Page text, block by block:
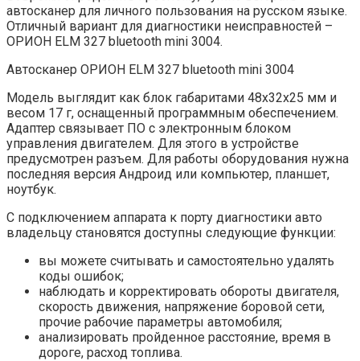
автосканер для личного пользования на русском языке.
Отличный вариант для диагностики неисправностей –
ОРИОН ELM 327 bluetooth mini 3004.
Автосканер ОРИОН ELM 327 bluetooth mini 3004
Модель выглядит как блок габаритами 48х32х25 мм и
весом 17 г, оснащенный программным обеспечением.
Адаптер связывает ПО с электронным блоком
управления двигателем. Для этого в устройстве
предусмотрен разъем. Для работы оборудования нужна
последняя версия Андроид или компьютер, планшет,
ноутбук.
С подключением аппарата к порту диагностики авто
владельцу становятся доступны следующие функции:
вы можете считывать и самостоятельно удалять
коды ошибок;
наблюдать и корректировать обороты двигателя,
скорость движения, напряжение боровой сети,
прочие рабочие параметры автомобиля;
анализировать пройденное расстояние, время в
дороге, расход топлива.